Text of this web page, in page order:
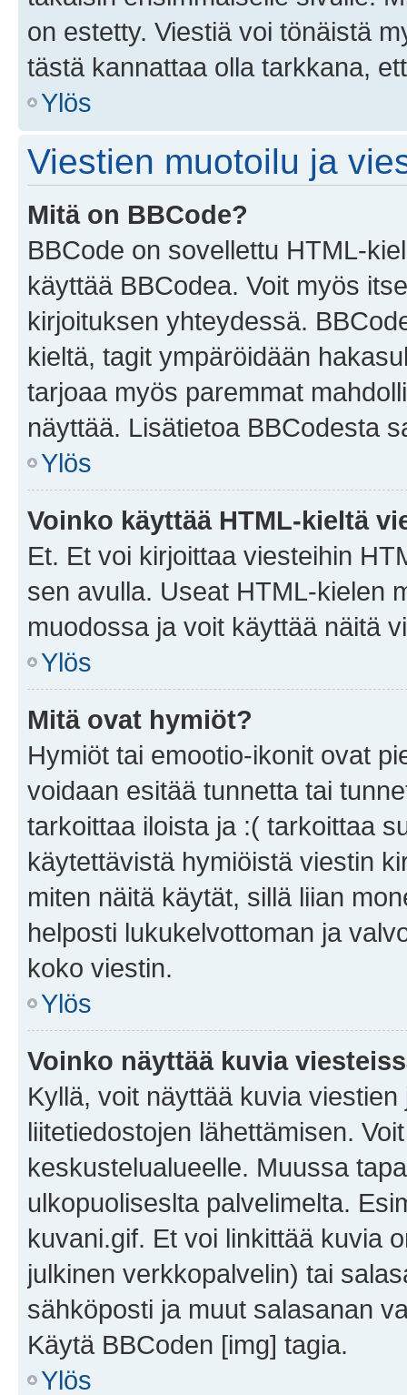
on estetty. Viestiä voi tönäistä
tästä kannattaa olla tarkkana,
Ylös
Viestien muotoilu ja
Mitä on BBCode?
BBCode on sovellettu HTML-
käyttää BBCodea. Voit myös
kirjoituksen yhteydessä.
kieltä, tagit ympäröidään
tarjoaa myös paremmat
näyttää. Lisätietoa BBCodesta
Ylös
Voinko käyttää HTML-kieltä
Et. Et voi kirjoittaa viesteihin
sen avulla. Useat HTML-kielen
muodossa ja voit käyttää näitä
Ylös
Mitä ovat hymiöt?
Hymiöt tai emootio-ikonit ovat
voidaan esitää tunnetta tai
tarkoittaa iloista ja :( tarkoittaa
käytettävistä hymiöistä viestin
miten näitä käytät, sillä liian
helposti lukukelvottoman ja
koko viestin.
Ylös
Voinko näyttää kuvia
Kyllä, voit näyttää kuvia
liitetiedostojen lähettämisen.
keskustelualueelle. Muussa
ulkopuoliseslta palvelimelta.
kuvani.gif. Et voi linkittää kuvia
julkinen verkkopalvelin) tai
sähköposti ja muut salasanan
Käytä BBCoden [img] tagia.
Ylös